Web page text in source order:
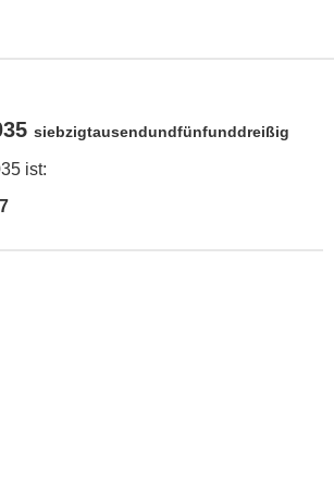
siebzigtausendundfünfunddreißig
ist: